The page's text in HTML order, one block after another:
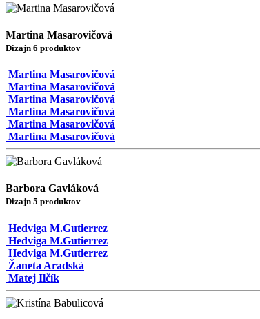
Martina Masarovičová
Dizajn 6 produktov
Martina Masarovičová
Martina Masarovičová
Martina Masarovičová
Martina Masarovičová
Martina Masarovičová
Martina Masarovičová
Barbora Gavláková
Dizajn 5 produktov
Hedviga M.Gutierrez
Hedviga M.Gutierrez
Hedviga M.Gutierrez
Žaneta Aradská
Matej Ilčík